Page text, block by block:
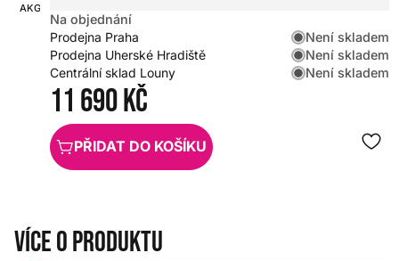
AKG
Na objednání
Prodejna Praha
Není skladem
Prodejna Uherské Hradiště
Není skladem
Centrální sklad Louny
Není skladem
11 690 Kč
PŘIDAT DO KOŠÍKU
Více o produktu